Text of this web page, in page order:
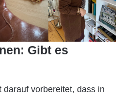
Gibt es
darauf vorbereitet, dass in